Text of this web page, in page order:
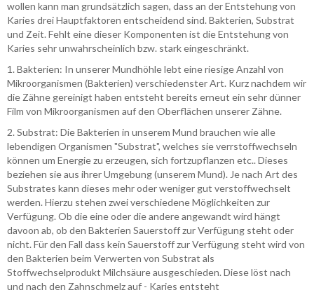
wollen kann man grundsätzlich sagen, dass an der Entstehung von
Karies drei Hauptfaktoren entscheidend sind. Bakterien, Substrat
und Zeit. Fehlt eine dieser Komponenten ist die Entstehung von
Karies sehr unwahrscheinlich bzw. stark eingeschränkt.
1. Bakterien: In unserer Mundhöhle lebt eine riesige Anzahl von
Mikroorganismen (Bakterien) verschiedenster Art. Kurz nachdem wir
die Zähne gereinigt haben entsteht bereits erneut ein sehr dünner
Film von Mikroorganismen auf den Oberflächen unserer Zähne.
2. Substrat: Die Bakterien in unserem Mund brauchen wie alle
lebendigen Organismen "Substrat", welches sie verrstoffwechseln
können um Energie zu erzeugen, sich fortzupflanzen etc.. Dieses
beziehen sie aus ihrer Umgebung (unserem Mund). Je nach Art des
Substrates kann dieses mehr oder weniger gut verstoffwechselt
werden. Hierzu stehen zwei verschiedene Möglichkeiten zur
Verfügung. Ob die eine oder die andere angewandt wird hängt
davoon ab, ob den Bakterien Sauerstoff zur Verfügung steht oder
nicht. Für den Fall dass kein Sauerstoff zur Verfügung steht wird von
den Bakterien beim Verwerten von Substrat als
Stoffwechselprodukt Milchsäure ausgeschieden. Diese löst nach
und nach den Zahnschmelz auf - Karies entsteht